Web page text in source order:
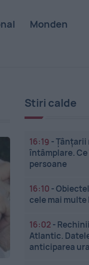
Monden
Stiri calde
16:19 -Țânțarii
întâmplare.
persoane
16:10 -
cele mai
16:02 -
Atlantic.
anticiparea